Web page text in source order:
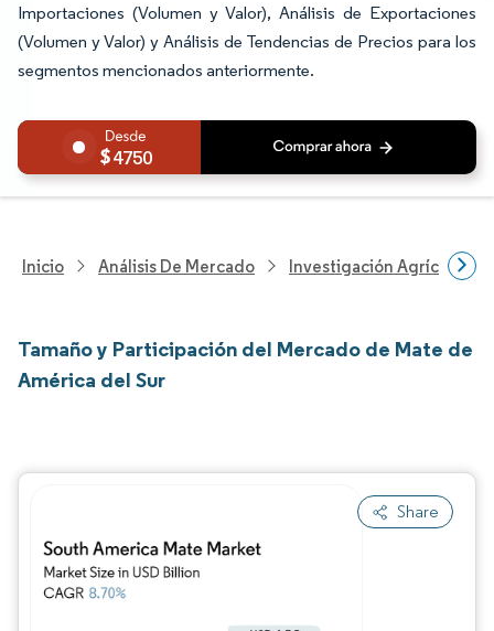
Importaciones (Volumen y Valor), Análisis de Exportaciones
(Volumen y Valor) y Análisis de Tendencias de Precios para los
segmentos mencionados anteriormente.
4750
Inicio Análisis De Mercado Investigación Agrícola
Tamaño y Participación del Mercado de Mate de
América del Sur
Share